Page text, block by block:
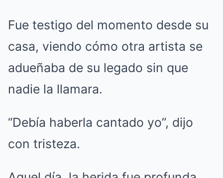
Fue testigo del momento desde su
casa, viendo cómo otra artista se
adueñaba de su legado sin que
nadie la llamara.
“Debía haberla cantado yo”, dijo
con tristeza.